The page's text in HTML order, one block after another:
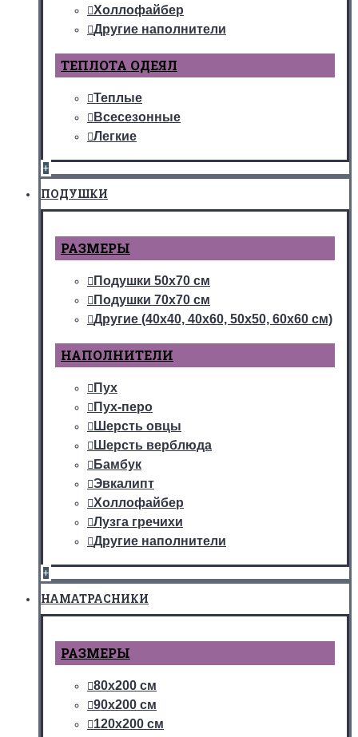
Холлофайбер
Другие наполнители
ТЕПЛОТА ОДЕЯЛ
Теплые
Всесезонные
Легкие
+
ПОДУШКИ
РАЗМЕРЫ
Подушки 50х70 см
Подушки 70х70 см
Другие (40х40, 40х60, 50х50, 60х60 см)
НАПОЛНИТЕЛИ
Пух
Пух-перо
Шерсть овцы
Шерсть верблюда
Бамбук
Эвкалипт
Холлофайбер
Лузга гречихи
Другие наполнители
+
НАМАТРАСНИКИ
РАЗМЕРЫ
80х200 см
90х200 см
120х200 см